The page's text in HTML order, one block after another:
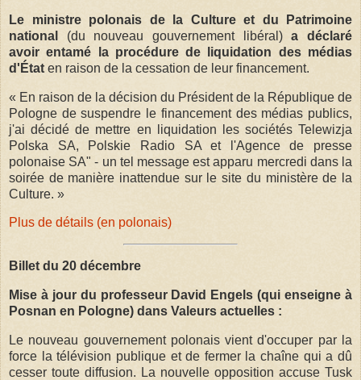
Le ministre polonais de la Culture et du Patrimoine
national (du nouveau gouvernement libéral)a déclaré
avoir entamé la procédure de liquidation des médias
d'État en raison de la cessation de leur financement.
« En raison de la décision du Président de la République de
Pologne de suspendre le financement des médias publics,
j'ai décidé de mettre en liquidation les sociétés Telewizja
Polska SA, Polskie Radio SA et l'Agence de presse
polonaise SA" - un tel message est apparu mercredi dans la
soirée de manière inattendue sur le site du ministère de la
Culture. »
Plus de détails (en polonais)
Billet du 20 décembre
Mise à jour du professeur David Engels (qui enseigne à
Posnan en Pologne) dans Valeurs actuelles :
Le nouveau gouvernement polonais vient d'occuper par la
force la télévision publique et de fermer la chaîne qui a dû
cesser toute diffusion. La nouvelle opposition accuse Tusk